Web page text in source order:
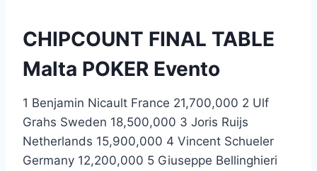
CHIPCOUNT FINAL TABLE
Malta POKER Evento
1 Benjamin Nicault France 21,700,000 2 Ulf
Grahs Sweden 18,500,000 3 Joris Ruijs
Netherlands 15,900,000 4 Vincent Schueler
Germany 12,200,000 5 Giuseppe Bellinghieri